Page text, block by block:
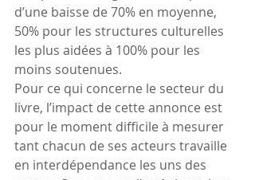
d’une baisse de 70% en moyenne,
50% pour les structures culturelles
les plus aidées à 100% pour les
moins soutenues.
Pour ce qui concerne le secteur du
livre, l’impact de cette annonce est
pour le moment difficile à mesurer
tant chacun de ses acteurs travaille
en interdépendance les uns des